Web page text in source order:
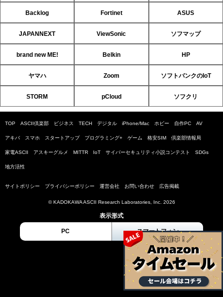
Backlog Fortinet ASUS
JAPANNEXT ViewSonic ソフマップ
brand new ME! Belkin HP
ヤマハ Zoom ソフトバンクのIoT
STORM pCloud ソフクリ
TOP ASCII倶楽部 ビジネス TECH デジタル iPhone/Mac ホビー 自作PC AV
アキバ スマホ スタートアップ プログラミング+ ゲーム 格安SIM 倶楽部情報局
家電ASCII アスキーグルメ MITTR IoT サイバーセキュリティ小説コンテスト SDGs
地方活性
サイトポリシー プライバシーポリシー 運営会社 お問い合わせ 広告掲載
© KADOKAWA ASCII Research Laboratories, Inc. 2026
表示形式
PC スマートフォン